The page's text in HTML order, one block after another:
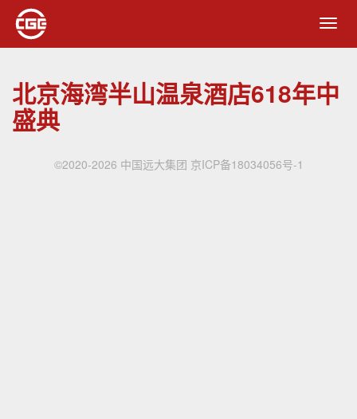
北京海湾半山温泉酒店618年中
盛典
©2020-2026 中国远大集团 京ICP备18034056号-1